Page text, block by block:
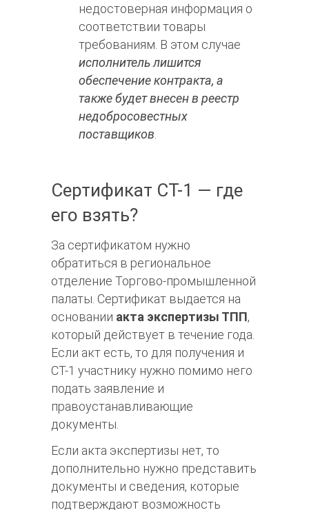
недостоверная информация о
соответствии товары
требованиям. В этом случае
исполнитель лишится
обеспечение контракта, а
также будет внесен в реестр
недобросовестных
поставщиков
Сертификат СТ-1 — где
его взять?
За сертификатом нужно
обратиться в региональное
отделение Торгово-промышленной
палаты. Сертификат выдается на
основании акта экспертизы ТПП,
который действует в течение года.
Если акт есть, то для получения и
СТ-1 участнику нужно помимо него
подать заявление и
правоустанавливающие
документы.
Если акта экспертизы нет, то
дополнительно нужно представить
документы и сведения, которые
подтверждают возможность